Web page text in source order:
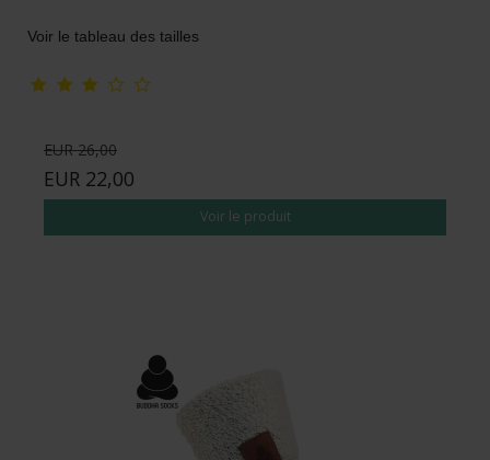
Voir le tableau des tailles
EUR 26,00
EUR 22,00
Voir le produit